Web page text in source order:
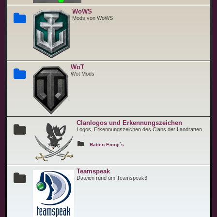
WoWS
Mods von WoWS
WoT
Wot Mods
Clanlogos und Erkennungszeichen
Logos, Erkennungszeichen des Clans der Landratten
Ratten Emoji`s
Teamspeak
Dateien rund um Teamspeak3